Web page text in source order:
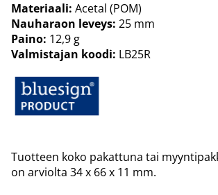
Materiaali: Acetal (POM)
Nauharaon leveys: 25 mm
Paino: 12,9 g
Valmistajan koodi: LB25R
Tuotteen koko pakattuna tai
on arviolta 34 x 66 x 11 mm.